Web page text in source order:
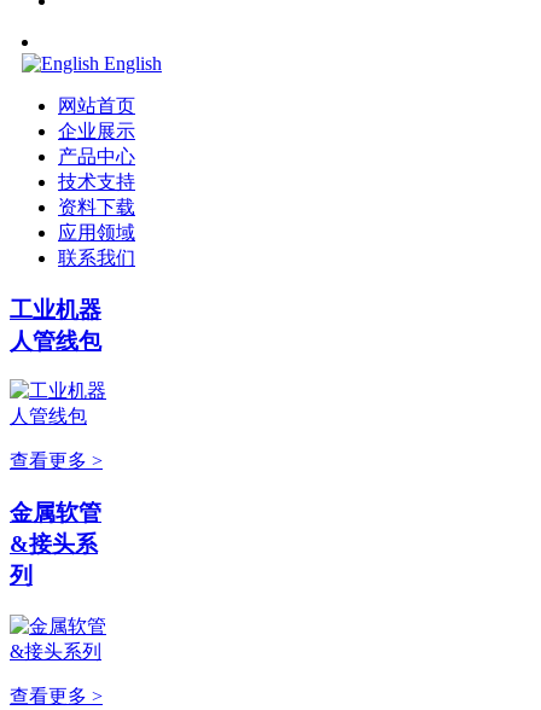
English
网站首页
企业展示
产品中心
技术支持
资料下载
应用领域
联系我们
工业机器
人管线包
查看更多 >
金属软管
&接头系
列
查看更多 >